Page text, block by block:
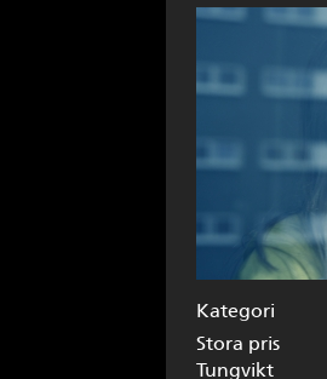
Kategori
Stora pris
Tungvikt